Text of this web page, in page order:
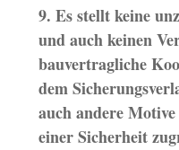
9. Es stellt keine
und auch keinen
bauvertragliche
dem
auch andere
einer Sicherheit